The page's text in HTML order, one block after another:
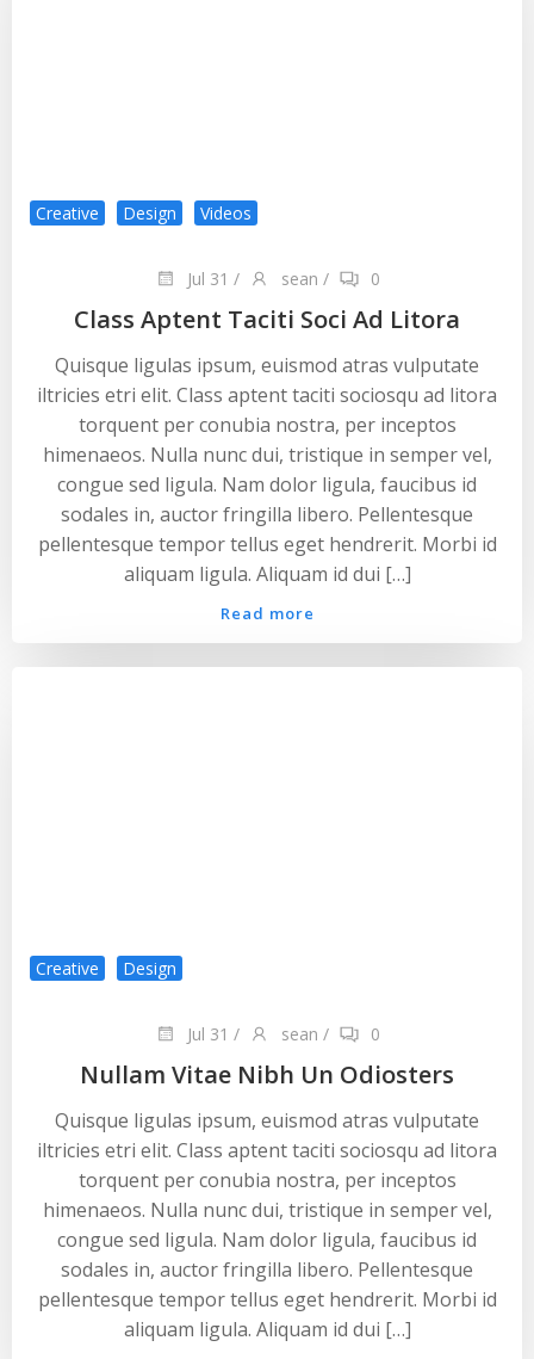
Creative Design Videos
Jul 31 / sean / 0
Class Aptent Taciti Soci Ad Litora
Quisque ligulas ipsum, euismod atras vulputate
iltricies etri elit. Class aptent taciti sociosqu ad litora
torquent per conubia nostra, per inceptos
himenaeos. Nulla nunc dui, tristique in semper vel,
congue sed ligula. Nam dolor ligula, faucibus id
sodales in, auctor fringilla libero. Pellentesque
pellentesque tempor tellus eget hendrerit. Morbi id
aliquam ligula. Aliquam id dui […]
Read more
Creative Design
Jul 31 / sean / 0
Nullam Vitae Nibh Un Odiosters
Quisque ligulas ipsum, euismod atras vulputate
iltricies etri elit. Class aptent taciti sociosqu ad litora
torquent per conubia nostra, per inceptos
himenaeos. Nulla nunc dui, tristique in semper vel,
congue sed ligula. Nam dolor ligula, faucibus id
sodales in, auctor fringilla libero. Pellentesque
pellentesque tempor tellus eget hendrerit. Morbi id
aliquam ligula. Aliquam id dui […]